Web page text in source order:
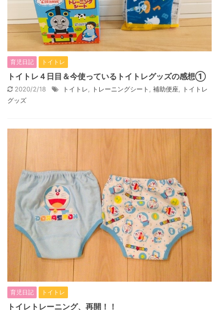
育児日記 トイトレ
トイトレ４日目＆今使っているトイトレグッズの感想①
2020/2/18 トイトレ トレーニングシート 補助便座
トイトレ
グッズ
育児日記 トイトレ
トイレトレーニング、再開！！